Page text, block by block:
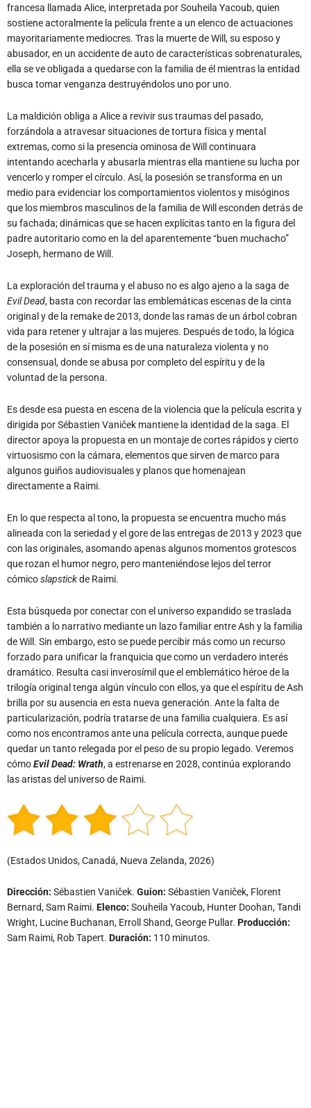
francesa llamada Alice, interpretada por Souheila Yacoub, quien
sostiene actoralmente la película frente a un elenco de actuaciones
mayoritariamente mediocres. Tras la muerte de Will, su esposo y
abusador, en un accidente de auto de características sobrenaturales,
ella se ve obligada a quedarse con la familia de él mientras la entidad
busca tomar venganza destruyéndolos uno por uno.
La maldición obliga a Alice a revivir sus traumas del pasado,
forzándola a atravesar situaciones de tortura física y mental
extremas, como si la presencia ominosa de Will continuara
intentando acecharla y abusarla mientras ella mantiene su lucha por
vencerlo y romper el círculo. Así, la posesión se transforma en un
medio para evidenciar los comportamientos violentos y misóginos
que los miembros masculinos de la familia de Will esconden detrás de
su fachada; dinámicas que se hacen explícitas tanto en la figura del
padre autoritario como en la del aparentemente “buen muchacho”
Joseph, hermano de Will.
La exploración del trauma y el abuso no es algo ajeno a la saga de
Evil Dead, basta con recordar las emblemáticas escenas de la cinta
original y de la remake de 2013, donde las ramas de un árbol cobran
vida para retener y ultrajar a las mujeres. Después de todo, la lógica
de la posesión en sí misma es de una naturaleza violenta y no
consensual, donde se abusa por completo del espíritu y de la
voluntad de la persona.
Es desde esa puesta en escena de la violencia que la película escrita y
dirigida por Sébastien Vaniček mantiene la identidad de la saga. El
director apoya la propuesta en un montaje de cortes rápidos y cierto
virtuosismo con la cámara, elementos que sirven de marco para
algunos guiños audiovisuales y planos que homenajean
directamente a Raimi.
En lo que respecta al tono, la propuesta se encuentra mucho más
alineada con la seriedad y el gore de las entregas de 2013 y 2023 que
con las originales, asomando apenas algunos momentos grotescos
que rozan el humor negro, pero manteniéndose lejos del terror
cómicoslapstickde Raimi.
Esta búsqueda por conectar con el universo expandido se traslada
también a lo narrativo mediante un lazo familiar entre Ash y la familia
de Will. Sin embargo, esto se puede percibir más como un recurso
forzado para unificar la franquicia que como un verdadero interés
dramático. Resulta casi inverosímil que el emblemático héroe de la
trilogía original tenga algún vínculo con ellos, ya que el espíritu de Ash
brilla por su ausencia en esta nueva generación. Ante la falta de
particularización, podría tratarse de una familia cualquiera. Es así
como nos encontramos ante una película correcta, aunque puede
quedar un tanto relegada por el peso de su propio legado. Veremos
cómoEvil Dead: Wrath, a estrenarse en 2028, continúa explorando
las aristas del universo de Raimi.
(Estados Unidos, Canadá, Nueva Zelanda, 2026)
Dirección: Sébastien Vaniček. Guion: Sébastien Vaniček, Florent
Bernard, Sam Raimi. Elenco: Souheila Yacoub, Hunter Doohan, Tandi
Wright, Lucine Buchanan, Erroll Shand, George Pullar. Producción:
Sam Raimi, Rob Tapert. Duración: 110 minutos.